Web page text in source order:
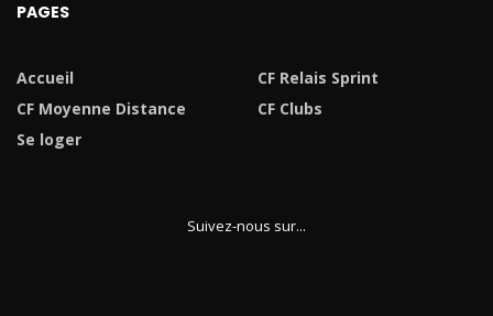
PAGES
Accueil
CF Relais Sprint
CF Moyenne Distance
CF Clubs
Se loger
Suivez-nous sur...